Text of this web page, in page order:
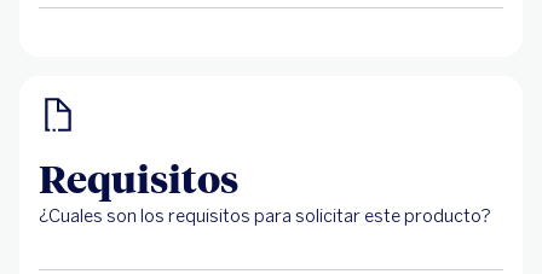
Requisitos
¿Cuales son los requisitos para solicitar este producto?